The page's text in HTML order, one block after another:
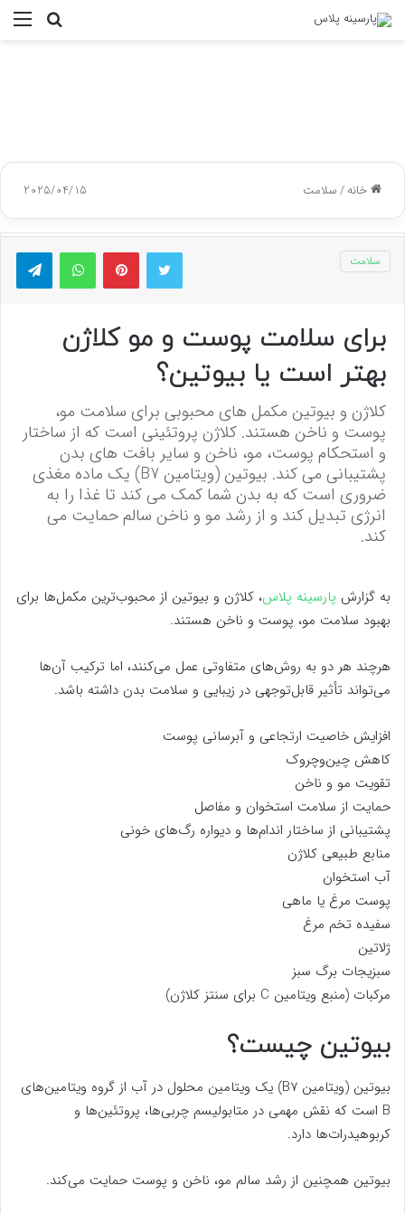
جستجو
خانه/سلامت 2025/04/15
توییتر پینتریستواتس آپ
سلامت
برای سلامت پوست و مو کلاژن
بهتر است یا بیوتین؟
کلاژن و بیوتین مکمل های محبوبی برای سلامت مو،
پوست و ناخن هستند. کلاژن پروتئینی است که از ساختار
و استحکام پوست، مو، ناخن و سایر بافت های بدن
پشتیبانی می کند. بیوتین (ویتامین B7) یک ماده مغذی
ضروری است که به بدن شما کمک می کند تا غذا را به
انرژی تبدیل کند و از رشد مو و ناخن سالم حمایت می
کند.
به گزارش پارسینه پلاس، کلاژن و بیوتین از محبوب‌ترین مکمل‌ها برای
بهبود سلامت مو، پوست و ناخن هستند.
هرچند هر دو به روش‌های متفاوتی عمل می‌کنند، اما ترکیب آن‌ها
می‌تواند تأثیر قابل‌توجهی در زیبایی و سلامت بدن داشته باشد.
افزایش خاصیت ارتجاعی و آبرسانی پوست
کاهش چین‌وچروک
تقویت مو و ناخن
حمایت از سلامت استخوان و مفاصل
پشتیبانی از ساختار اندام‌ها و دیواره رگ‌های خونی
منابع طبیعی کلاژن
آب استخوان
پوست مرغ یا ماهی
سفیده تخم مرغ
ژلاتین
سبزیجات برگ سبز
مرکبات (منبع ویتامین C برای سنتز کلاژن)
بیوتین چیست؟
بیوتین (ویتامین B7) یک ویتامین محلول در آب از گروه ویتامین‌های
B است که نقش مهمی در متابولیسم چربی‌ها، پروتئین‌ها و
کربوهیدرات‌ها دارد.
بیوتین همچنین از رشد سالم مو، ناخن و پوست حمایت می‌کند.